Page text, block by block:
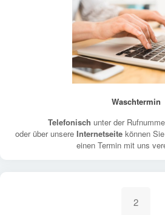
Waschtermin
Telefonisch unter der
oder über unsere Internetseite können
einen Termin mit uns
2